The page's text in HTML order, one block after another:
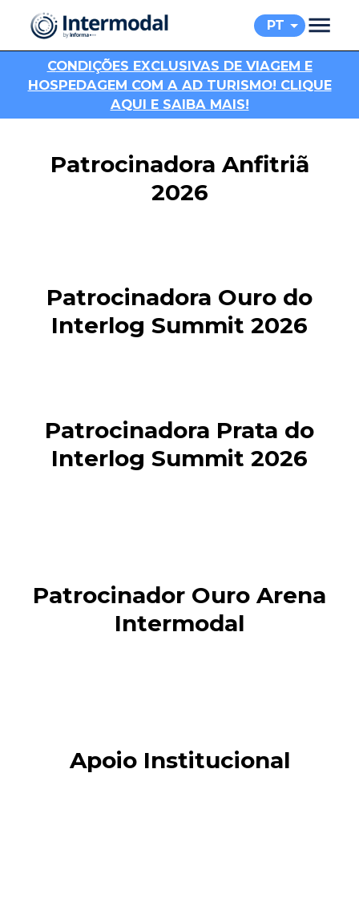
PT
CONDIÇÕES EXCLUSIVAS DE VIAGEM E
HOSPEDAGEM COM A AD TURISMO! CLIQUE
AQUI E SAIBA MAIS!
Patrocinadora Anfitriã
2026
Patrocinadora Ouro do
Interlog Summit 2026
Patrocinadora Prata do
Interlog Summit 2026
Patrocinador Ouro Arena
Intermodal
Apoio Institucional